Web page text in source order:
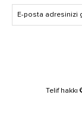
Telif hakkı